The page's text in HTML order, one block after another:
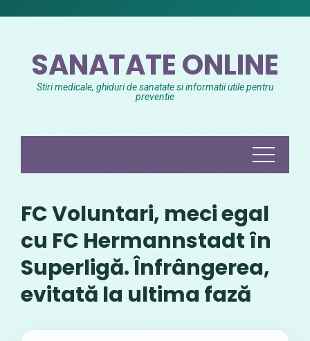
SANATATE ONLINE
Stiri medicale, ghiduri de sanatate si informatii utile pentru
preventie
FC Voluntari, meci egal
cu FC Hermannstadt în
Superligă. Înfrângerea,
evitată la ultima fază